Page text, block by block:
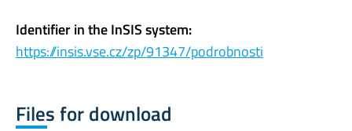
Identifier in the InSIS system:
https://insis.vse.cz/zp/91347/podrobnosti
Files for download